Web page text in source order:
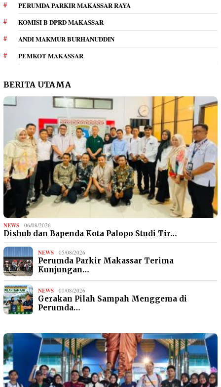
PERUMDA PARKIR MAKASSAR RAYA
KOMISI B DPRD MAKASSAR
ANDI MAKMUR BURHANUDDIN
PEMKOT MAKASSAR
BERITA UTAMA
NEWS 06/08/2026
Dishub dan Bapenda Kota Palopo Studi Tir…
NEWS 05/08/2026
Perumda Parkir Makassar Terima
Kunjungan…
NEWS 01/08/2026
Gerakan Pilah Sampah Menggema di
Perumda…